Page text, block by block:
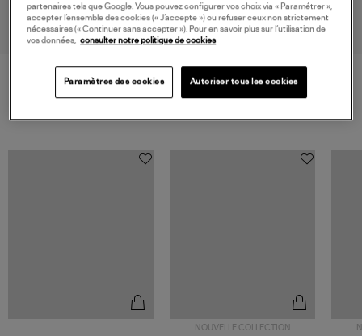
490,00 €
Cordon Nude Or Rose
490,00 €
Jaune Diamant Brillant
VOS DERNIERS PRODUITS VUS
NOUVELLE COLLECTION
partenaires tels que Google. Vous pouvez configurer vos choix via « Paramétrer »,
accepter l’ensemble des cookies (« J’accepte ») ou refuser ceux non strictement
nécessaires (« Continuer sans accepter »). Pour en savoir plus sur l’utilisation de
vos données, consulter notre politique de cookies
Paramètres des cookies Autoriser tous les cookies